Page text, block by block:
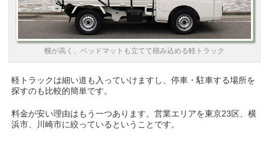
幌が高く、ベッドマットも立てて積み込める軽トラック
軽トラックは細い道も入っていけますし、停車・駐車する場所を
探すのも比較的簡単です。
料金が安い理由はもう一つあります。営業エリアを東京23区、横
浜市、川崎市に絞っているということです。